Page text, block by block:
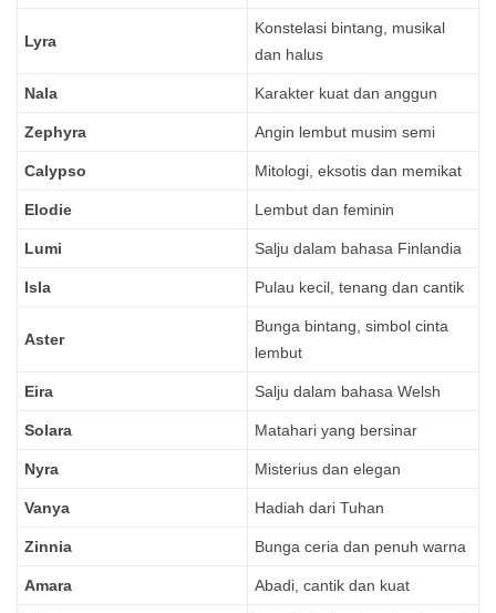
Lyra
Konstelasi bintang, musikal
dan halus
Nala Karakter kuat dan anggun
Zephyra Angin lembut musim semi
Calypso Mitologi, eksotis dan memikat
Elodie Lembut dan feminin
Lumi Salju dalam bahasa Finlandia
Isla Pulau kecil, tenang dan cantik
Aster
Bunga bintang, simbol cinta
lembut
Eira Salju dalam bahasa Welsh
Solara Matahari yang bersinar
Nyra Misterius dan elegan
Vanya Hadiah dari Tuhan
Zinnia Bunga ceria dan penuh warna
Amara Abadi, cantik dan kuat